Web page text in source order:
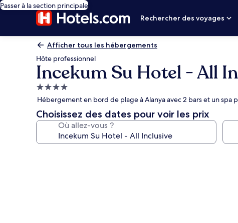
Passer à la section principale
Rechercher des voyages
Afficher tous les hébergements
Hôte professionnel
Incekum Su Hotel - All
Hébergement
4.0 étoiles
Hébergement en bord de plage à Alanya avec 2 bars et un spa
Choisissez des dates pour voir les prix
Où allez-vous ?